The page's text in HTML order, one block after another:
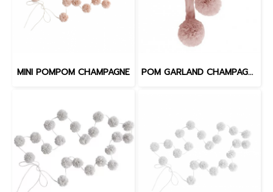
MINI POMPOM CHAMPAGNE POM GARLAND CHAMPAGNE